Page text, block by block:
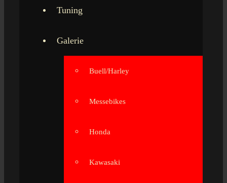
Tuning
Galerie
Buell/Harley
Messebikes
Honda
Kawasaki